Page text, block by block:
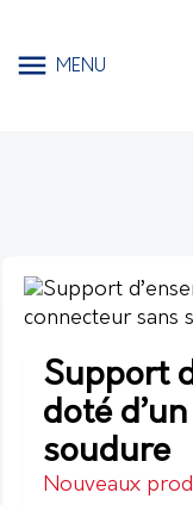
MENU
Support
doté
soudure
Nouveaux